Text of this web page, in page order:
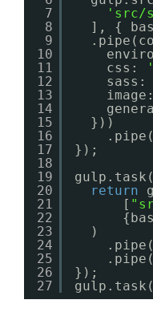
7
8
9
10
11
12
13
14
15
16
17
18
19
20
21
22
23
24
25
26
27
'src/
], {
css:
sass:
}))
});
gulp.task(
return
[
)
});
gulp.task(